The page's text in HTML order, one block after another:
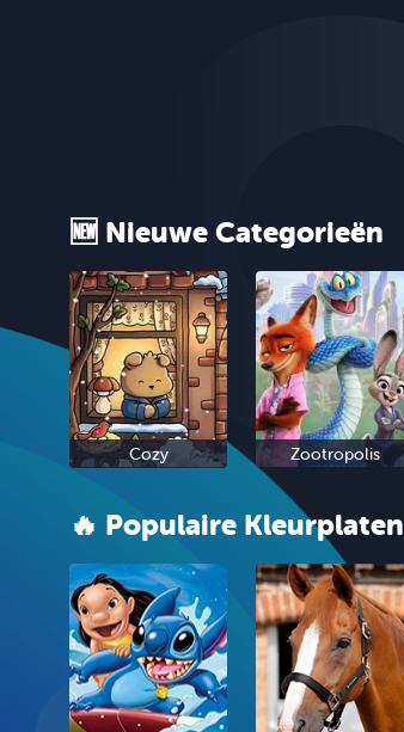
🆕 Nieuwe Categorieën
Cozy Zootropolis
🔥 Populaire Kleurplaten